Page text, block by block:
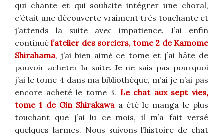
qui chante et qui souhaite intégrer une choral,
c’était une découverte vraiment très touchante et
j’attends la suite avec impatience. J’ai enfin
continuél’atelier des sorciers, tome 2 de Kamome
Shirahama, j’ai bien aimé ce tome et j’ai hâte de
pouvoir acheter la suite. Je ne sais pas pourquoi
j’ai le tome 4 dans ma bibliothèque, m’ai je n’ai pas
encore acheté le tome 3. Le chat aux sept vies,
tome 1 de Gin Shirakawa a été le manga le plus
touchant que j’ai lu ce mois, il m’a fait versé
quelques larmes. Nous suivons l’histoire de chat